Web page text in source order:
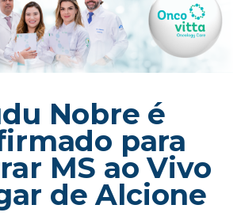
Nobre é
para
MS ao Vivo
de Alcione